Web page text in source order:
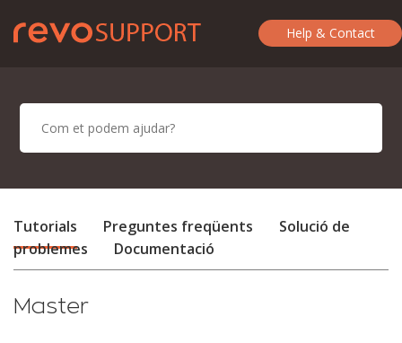
Help & Contact
Tutorials Preguntes freqüents
Solució de
problemes
Documentació
Master